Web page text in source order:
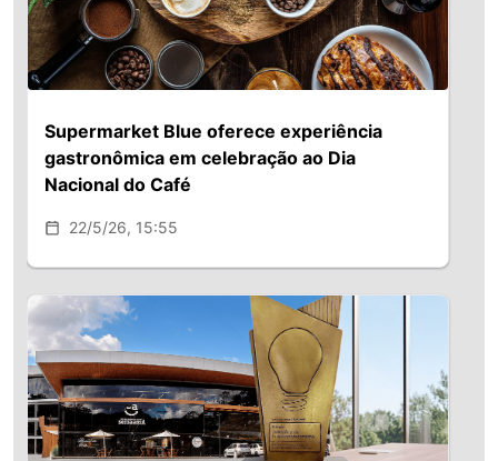
Supermarket Blue oferece experiência
gastronômica em celebração ao Dia
Nacional do Café
22/5/26, 15:55